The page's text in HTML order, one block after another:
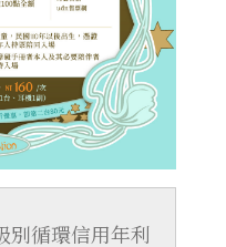
別循環信用年利